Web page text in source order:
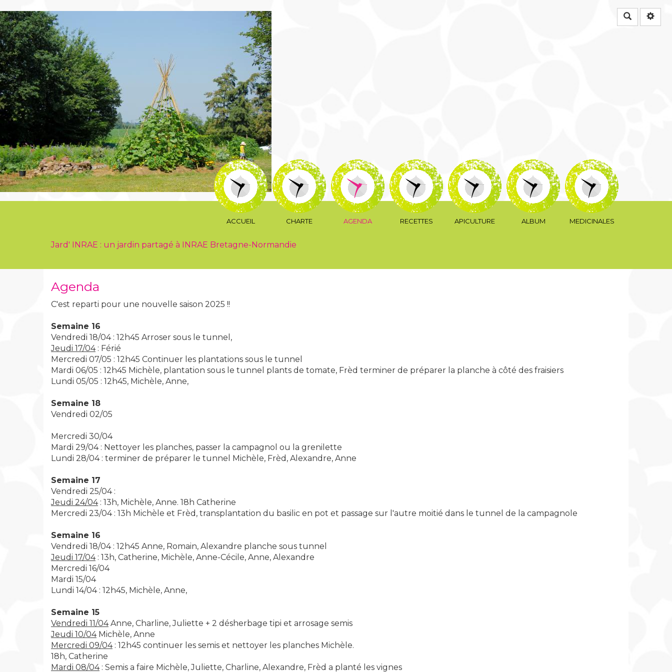
Rechercher
Jard' INRAE : un jardin partagé à INRAE Bretagne-Normandie
ACCUEIL CHARTE AGENDA RECETTES APICULTURE ALBUM MEDICINALES
Agenda
C'est reparti pour une nouvelle saison 2025 !!
Semaine 16
Vendredi 18/04 : 12h45 Arroser sous le tunnel,
Jeudi 17/04: Férié
Mercredi 07/05 : 12h45 Continuer les plantations sous le tunnel
Mardi 06/05 : 12h45 Michèle, plantation sous le tunnel plants de tomate, Frèd terminer de préparer la planche à côté des fraisiers
Lundi 05/05 : 12h45, Michèle, Anne,
Semaine 18
Vendredi 02/05
Mercredi 30/04
Mardi 29/04 : Nettoyer les planches, passer la campagnol ou la grenilette
Lundi 28/04 : terminer de préparer le tunnel Michèle, Frèd, Alexandre, Anne
Semaine 17
Vendredi 25/04 :
Jeudi 24/04: 13h, Michèle, Anne. 18h Catherine
Mercredi 23/04 : 13h Michèle et Frèd, transplantation du basilic en pot et passage sur l'autre moitié dans le tunnel de la campagnole
Semaine 16
Vendredi 18/04 : 12h45 Anne, Romain, Alexandre planche sous tunnel
Jeudi 17/04: 13h, Catherine, Michèle, Anne-Cécile, Anne, Alexandre
Mercredi 16/04
Mardi 15/04
Lundi 14/04 : 12h45, Michèle, Anne,
Semaine 15
Vendredi 11/04Anne, Charline, Juliette + 2 désherbage tipi et arrosage semis
Jeudi 10/04Michèle, Anne
Mercredi 09/04: 12h45 continuer les semis et nettoyer les planches Michèle.
18h, Catherine
Mardi 08/04: Semis a faire Michèle, Juliette, Charline, Alexandre, Frèd a planté les vignes